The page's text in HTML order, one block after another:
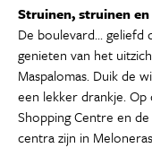
Struinen, struinen
De boulevard...
genieten van het
Maspalomas. Duik de
een lekker drankje.
Shopping Centre en
centra zijn in